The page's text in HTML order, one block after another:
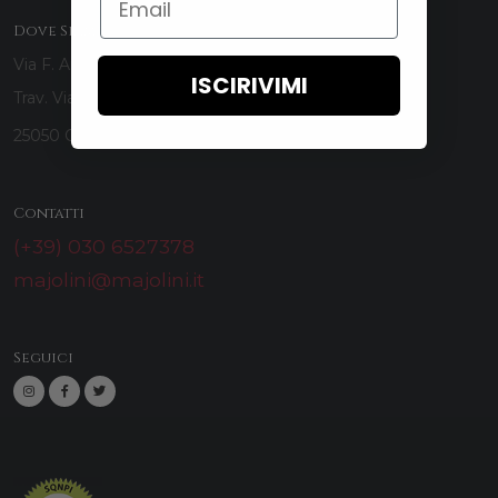
Dove Siamo
Via F. Arrigoni 1
Trav. Via Manzoni (Loc. Valle)
25050 Ome (BS)- Italy
Contatti
(+39) 030 6527378
majolini@majolini.it
Seguici
ISCIRIVIMI